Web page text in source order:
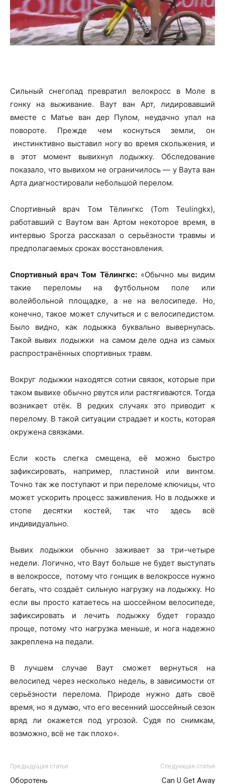
Сильный снегопад превратил велокросс в Моле в
гонку на выживание. Ваут ван Арт, лидировавший
вместе с Матье ван дер Пулом, неудачно упал на
повороте. Прежде чем коснуться земли, он
инстинктивно выставил ногу во время скольжения, и
в этот момент вывихнул лодыжку. Обследование
показало, что вывихом не ограничилось — у Ваута ван
Арта диагностировали небольшой перелом.
Спортивный врач Том Тёлингкс (Tom Teulingkx),
работавший с Ваутом ван Артом некоторое время, в
интервью Sporza рассказал о серьёзности травмы и
предполагаемых сроках восстановления.
Спортивный врач Том Тёлингкс:«Обычно мы видим
такие переломы на футбольном поле или
волейбольной площадке, а не на велосипеде. Но,
конечно, такое может случиться и с велосипедистом.
Было видно, как лодыжка буквально вывернулась.
Такой вывих лодыжки на самом деле одна из самых
распространённых спортивных травм.
Вокруг лодыжки находятся сотни связок, которые при
таком вывихе обычно рвутся или растягиваются. Тогда
возникает отёк. В редких случаях это приводит к
перелому. В такой ситуации страдает и кость, которая
окружена связками.
Если кость слегка смещена, её можно быстро
зафиксировать, например, пластиной или винтом.
Точно так же поступают и при переломе ключицы, что
может ускорить процесс заживления. Но в лодыжке и
стопе десятки костей, так что здесь всё
индивидуально.
Вывих лодыжки обычно заживает за три-четыре
недели. Логично, что Ваут больше не будет выступать
в велокроссе, потому что гонщик в велокроссе нужно
бегать, что создаёт сильную нагрузку на лодыжку. Но
если вы просто катаетесь на шоссейном велосипеде,
зафиксировать и лечить лодыжку будет гораздо
проще, потому что нагрузка меньше, и нога надежно
закреплена на педали.
В лучшем случае Ваут сможет вернуться на
велосипед через несколько недель, в зависимости от
серьёзности перелома. Природе нужно дать своё
время, но я думаю, что его весенний шоссейный сезон
вряд ли окажется под угрозой. Судя по снимкам,
возможно, всё не так плохо».
Предыдущая статья
Оборотень
Следующая статья
Can U Get Away